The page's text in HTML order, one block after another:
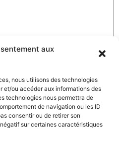
aux
nous utilisons des technologies
et/ou accéder aux informations des
technologies nous permettra de
de navigation ou les ID
consentir ou de retirer son
sur certaines caractéristiques